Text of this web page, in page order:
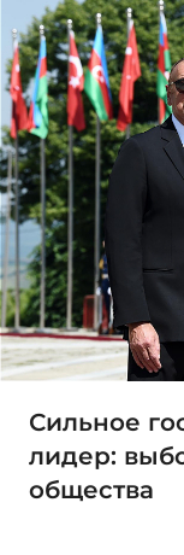
Сильное
лидер:
общества